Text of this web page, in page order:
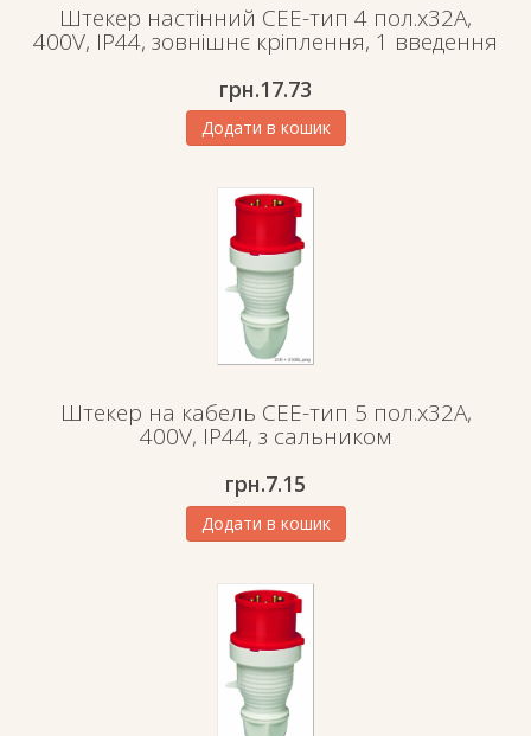
Штекер настінний СЕЕ-тип 4 пол.х32А,
400V, IP44, зовнішнє кріплення, 1 введення
грн.17.73
Додати в кошик
Штекер на кабель СЕЕ-тип 5 пол.х32А,
400V, IP44, з сальником
грн.7.15
Додати в кошик